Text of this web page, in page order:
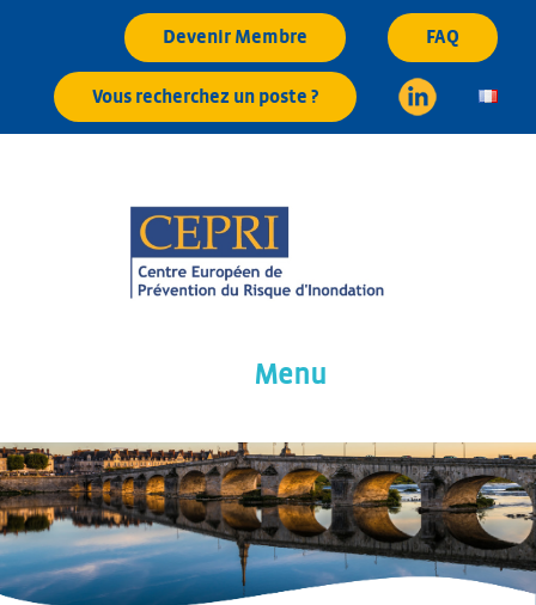
contenu
principal
Devenir Membre FAQ
Vous recherchez un poste ?
Menu